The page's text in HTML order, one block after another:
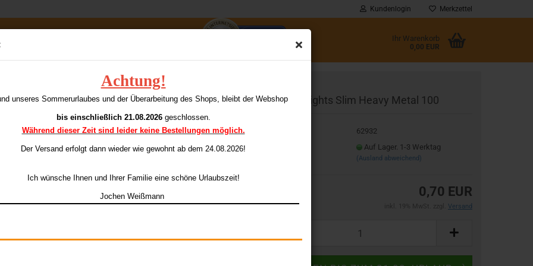
Achtung!
unseres Sommerurlaubes und der Überarbeitung des Shops, bleibt der Webshop
bis einschließlich 21.08.2026geschlossen.
Während dieser Zeit sind leider keine Bestellungen möglich.
Der Versand erfolgt dann wieder wie gewohnt ab dem 24.08.2026!
Ich wünsche Ihnen und Ihrer Familie eine schöne Urlaubszeit!
Jochen Weißmann
Kundenlogin
Passwort
Merkzettel
Ihr Warenkorb
0,00 EUR
Slim Heavy Metal 100
Kategorie SlotLock Flights Slim Heavy Metal 100
62932
Auf Lager. 1-3 Werktag
(Ausland abweichend)
0,70 EUR
Versand